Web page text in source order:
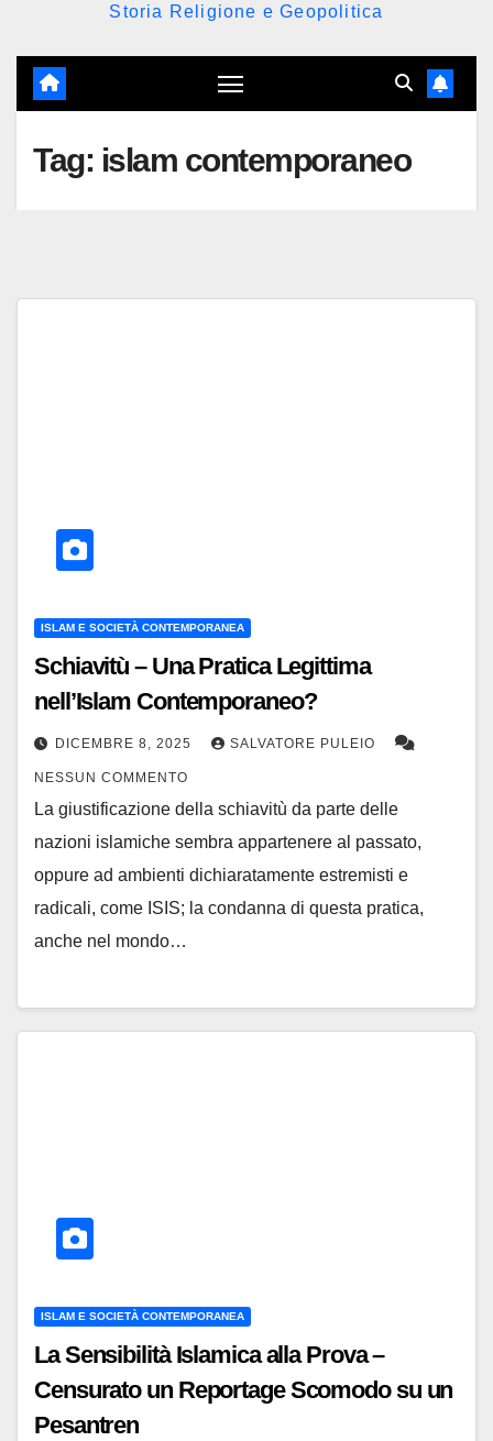
Storia Religione e Geopolitica
Tag: islam contemporaneo
ISLAM E SOCIETÀ CONTEMPORANEA
Schiavitù – Una Pratica Legittima
nell’Islam Contemporaneo?
DICEMBRE 8, 2025 SALVATORE PULEIO
NESSUN COMMENTO
La giustificazione della schiavitù da parte delle
nazioni islamiche sembra appartenere al passato,
oppure ad ambienti dichiaratamente estremisti e
radicali, come ISIS; la condanna di questa pratica,
anche nel mondo…
ISLAM E SOCIETÀ CONTEMPORANEA
La Sensibilità Islamica alla Prova –
Censurato un Reportage Scomodo su un
Pesantren